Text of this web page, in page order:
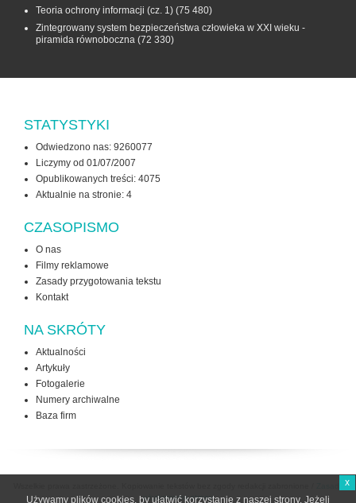
Teoria ochrony informacji (cz. 1) (75 480)
Zintegrowany system bezpieczeństwa człowieka w XXI wieku -
piramida równoboczna (72 330)
STATYSTYKI
Odwiedzono nas: 9260077
Liczymy od 01/07/2007
Opublikowanych treści: 4075
Aktualnie na stronie: 4
CZASOPISMO
O nas
Filmy reklamowe
Zasady przygotowania tekstu
Kontakt
NA SKRÓTY
Aktualności
Artykuły
Fotogalerie
Numery archiwalne
Baza firm
użytkowania strony
x
Używamy plików cookies, by ułatwić korzystanie z naszej strony. Jeżeli